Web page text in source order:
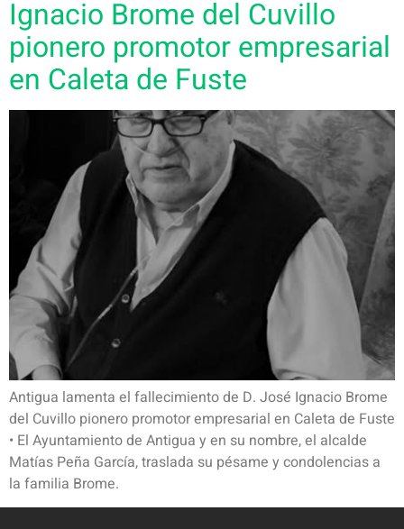
Ignacio Brome del Cuvillo
pionero promotor empresarial
en Caleta de Fuste
Antigua lamenta el fallecimiento de D. José Ignacio Brome
del Cuvillo pionero promotor empresarial en Caleta de Fuste
• El Ayuntamiento de Antigua y en su nombre, el alcalde
Matías Peña García, traslada su pésame y condolencias a
la familia Brome.